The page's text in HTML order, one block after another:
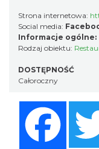
Strona internetowa:
Social media:
Informacje ogólne:
Rodzaj obiektu:
DOSTĘPNOŚĆ
Całoroczny